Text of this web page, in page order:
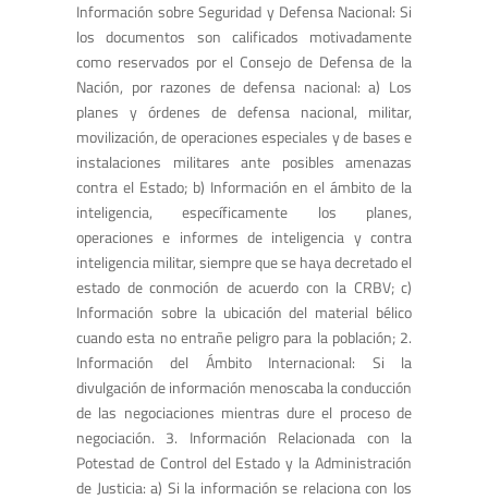
Información sobre Seguridad y Defensa Nacional: Si
los documentos son calificados motivadamente
como reservados por el Consejo de Defensa de la
Nación, por razones de defensa nacional: a) Los
planes y órdenes de defensa nacional, militar,
movilización, de operaciones especiales y de bases e
instalaciones militares ante posibles amenazas
contra el Estado; b) Información en el ámbito de la
inteligencia, específicamente los planes,
operaciones e informes de inteligencia y contra
inteligencia militar, siempre que se haya decretado el
estado de conmoción de acuerdo con la CRBV; c)
Información sobre la ubicación del material bélico
cuando esta no entrañe peligro para la población; 2.
Información del Ámbito Internacional: Si la
divulgación de información menoscaba la conducción
de las negociaciones mientras dure el proceso de
negociación. 3. Información Relacionada con la
Potestad de Control del Estado y la Administración
de Justicia: a) Si la información se relaciona con los